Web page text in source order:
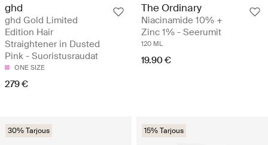
ghd
ghd Gold Limited
Edition Hair
Straightener in Dusted
Pink - Suoristusraudat
ONE SIZE
279 €
The Ordinary
Niacinamide 10% +
Zinc 1% - Seerumit
120 ML
19.90 €
30% Tarjous 15% Tarjous